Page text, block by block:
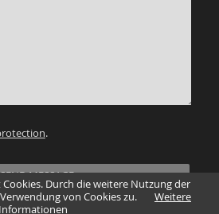
.
SEND MESSAGE
Durch die weitere Nutzung der
von Cookies zu.
Weitere
Informationen